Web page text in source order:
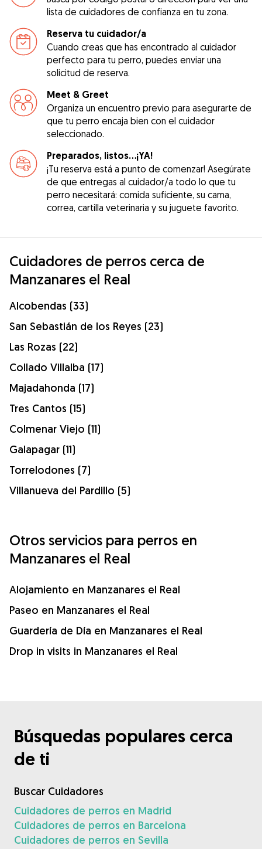
lista de cuidadores de confianza en tu zona.
Reserva tu cuidador/a
Cuando creas que has encontrado al cuidador
perfecto para tu perro, puedes enviar una
solicitud de reserva.
Meet & Greet
Organiza un encuentro previo para asegurarte de
que tu perro encaja bien con el cuidador
seleccionado.
Preparados, listos...¡YA!
¡Tu reserva está a punto de comenzar! Asegúrate
de que entregas al cuidador/a todo lo que tu
perro necesitará: comida suficiente, su cama,
correa, cartilla veterinaria y su juguete favorito.
Cuidadores de perros cerca de
Manzanares el Real
Alcobendas (33)
San Sebastián de los Reyes (23)
Las Rozas (22)
Collado Villalba (17)
Majadahonda (17)
Tres Cantos (15)
Colmenar Viejo (11)
Galapagar (11)
Torrelodones (7)
Villanueva del Pardillo (5)
Otros servicios para perros en
Manzanares el Real
Alojamiento en Manzanares el Real
Paseo en Manzanares el Real
Guardería de Día en Manzanares el Real
Drop in visits in Manzanares el Real
Búsquedas populares cerca
de ti
Buscar Cuidadores
Cuidadores de perros en Madrid
Cuidadores de perros en Barcelona
Cuidadores de perros en Sevilla